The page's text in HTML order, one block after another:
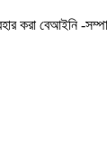
করা বেআইনি -